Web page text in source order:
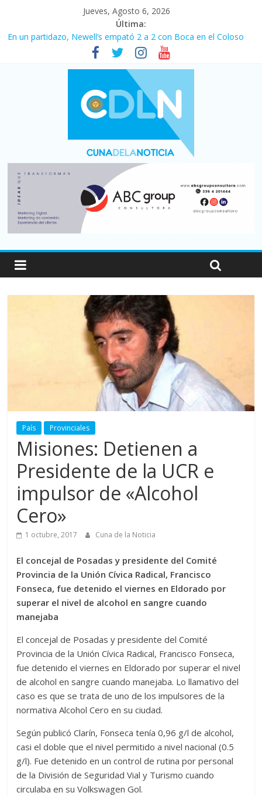
Jueves, Agosto 6, 2026
Última:
En un partidazo, Newell’s empató 2 a 2 con Boca en el Coloso
Vacaciones de invierno con más movimiento y consumo
turístico: 4,6 millones de personas viajaron por el país, un 5,9%
Fuerte caída de la venta de autos usados en julio: bajó un 12,6%
Central venció 1 a 0 al River de Coudet en el Monumental
Pullaro mejora sus relaciones con el Gobierno nacional
País Provinciales
Misiones: Detienen a
Presidente de la UCR e
impulsor de «Alcohol
Cero»
1 octubre, 2017 Cuna de la Noticia
El concejal de Posadas y presidente del Comité
Provincia de la Unión Cívica Radical, Francisco
Fonseca, fue detenido el viernes en Eldorado por
superar el nivel de alcohol en sangre cuando
manejaba
El concejal de Posadas y presidente del Comité
Provincia de la Unión Cívica Radical, Francisco Fonseca,
fue detenido el viernes en Eldorado por superar el nivel
de alcohol en sangre cuando manejaba. Lo llamativo del
caso es que se trata de uno de los impulsores de la
normativa Alcohol Cero en su ciudad.
Según publicó Clarín, Fonseca tenía 0,96 g/l de alcohol,
casi el doble que el nivel permitido a nivel nacional (0.5
g/l). Fue detenido en un control de rutina por personal
de la División de Seguridad Vial y Turismo cuando
circulaba en su Volkswagen Gol.